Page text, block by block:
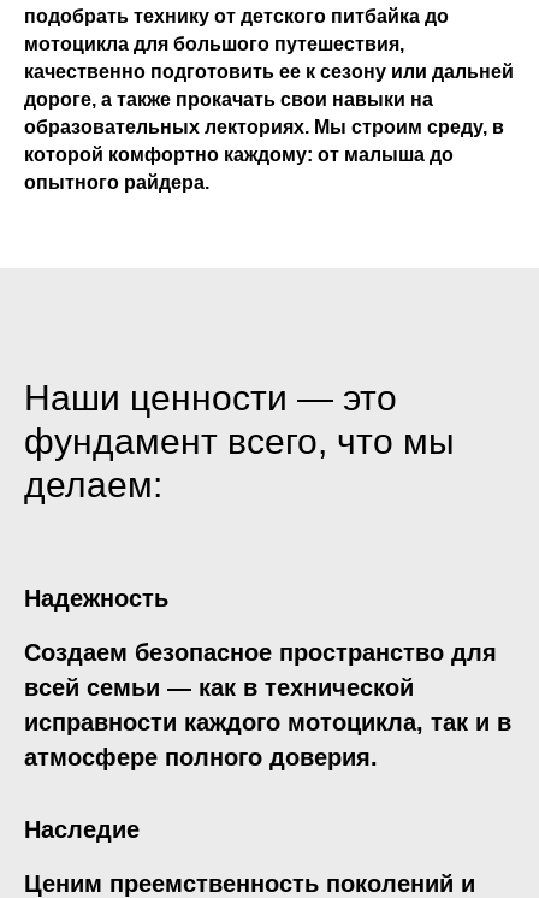
подобрать технику от детского питбайка до
мотоцикла для большого путешествия,
качественно подготовить ее к сезону или дальней
дороге, а также прокачать свои навыки на
образовательных лекториях. Мы строим среду, в
которой комфортно каждому: от малыша до
опытного райдера.
Наши ценности — это
фундамент всего, что мы
делаем:
Надежность
Создаем безопасное пространство для
всей семьи — как в технической
исправности каждого мотоцикла, так и в
атмосфере полного доверия.
Наследие
Ценим преемственность поколений и